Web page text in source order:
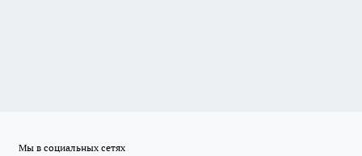
Мы в социальных сетях